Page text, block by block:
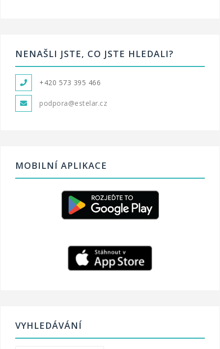
NENAŠLI JSTE, CO JSTE HLEDALI?
+420 573 395 466
podpora@estelar.cz
MOBILNÍ APLIKACE
VYHLEDÁVÁNÍ